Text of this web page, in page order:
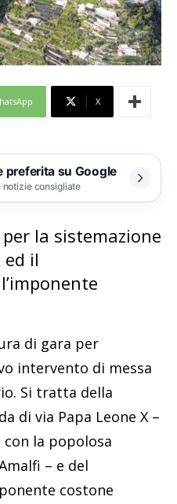
X
preferita su Google
notizie consigliate
la sistemazione
ed il
di gara per
intervento di messa
Si tratta della
di via Papa Leone X –
la popolosa
– e del
costone